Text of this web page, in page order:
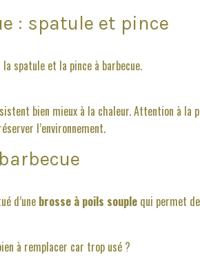
: spatule et pince
spatule et la pince à barbecue.
bien mieux à la chaleur. Attention à la
l’environnement.
d’une brosse à poils souple qui permet
à remplacer car trop usé ?